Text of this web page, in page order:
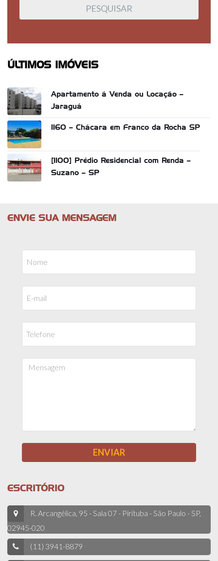
ÚLTIMOS IMÓVEIS
Apartamento á Venda ou Locação –
Jaraguá
1160 – Chácara em Franco da Rocha SP
[1100] Prédio Residencial com Renda –
Suzano – SP
ENVIE SUA MENSAGEM
ESCRITÓRIO
R. Arcangélica, 95 - Sala 07 - Pirituba - São Paulo - SP,
02945-020
(11) 3941-8879